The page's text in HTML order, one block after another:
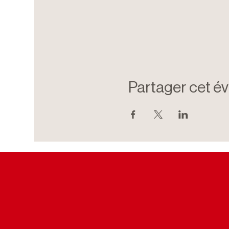
Partager cet